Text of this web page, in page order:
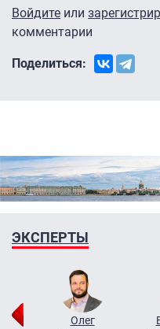
Войдите или
комментарии
Поделиться:
ЭКСПЕРТЫ
Олег